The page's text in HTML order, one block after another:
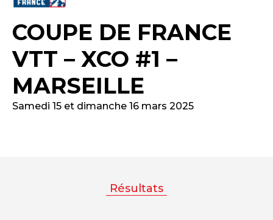
COUPE DE FRANCE
VTT – XCO #1 –
MARSEILLE
Samedi 15 et dimanche 16 mars 2025
Résultats